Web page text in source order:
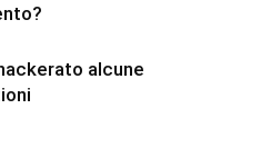
alcune